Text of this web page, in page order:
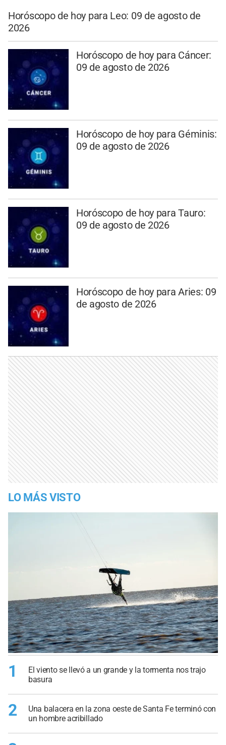
Horóscopo de hoy para Leo: 09 de agosto de
2026
Horóscopo de hoy para Cáncer:
09 de agosto de 2026
Horóscopo de hoy para Géminis:
09 de agosto de 2026
Horóscopo de hoy para Tauro:
09 de agosto de 2026
Horóscopo de hoy para Aries: 09
de agosto de 2026
LO MÁS VISTO
1
El viento se llevó a un grande y la tormenta nos trajo
basura
2
Una balacera en la zona oeste de Santa Fe terminó con
un hombre acribillado